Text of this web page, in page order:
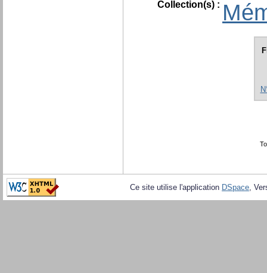
Collection(s) :
Ce site utilise l'application DSpace,